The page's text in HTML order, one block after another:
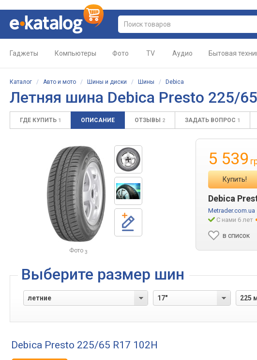
Гаджеты Компьютеры Фото TV Аудио Бытовая
Каталог / Авто и мото / Шины и диски / Шины / Debica
Летняя шина Debica Presto 225/
ГДЕ КУПИТЬ 1 ОПИСАНИЕ ОТЗЫВЫ 2 ЗАДАТЬ ВОПРОС 1
Фото 3
5 539
Купить!
Debica
Metrader.com.ua
С нами 6 лет
в список
Выберите размер шин
Debica Presto 225/65 R17 102H